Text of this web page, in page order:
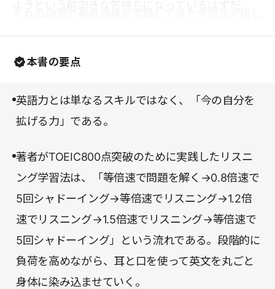
みなく明かされる。要約ではその中から、
TOEIC800点突破のための学習法を取り上げた。
本書の要点
英語力とは単なるスキルではなく、「今の自分を
拡げる力」である。
著者がTOEIC800点突破のために実践したリスニ
ング学習法は、「等倍速で問題を解く→0.8倍速で
5回シャドーイング→等倍速でリスニング→1.2倍
速でリスニング→1.5倍速でリスニング→等倍速で
5回シャドーイング」という流れである。段階的に
負荷を高めながら、耳と口を使って英文を丸ごと
身体に染み込ませていく。